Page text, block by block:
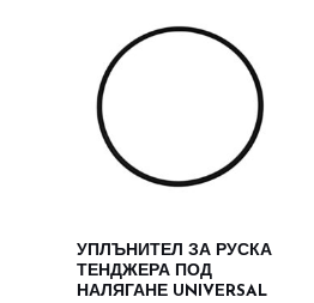
УПЛЪНИТЕЛ ЗА РУСКА
ТЕНДЖЕРА ПОД
НАЛЯГАНЕ UNIVERSAL